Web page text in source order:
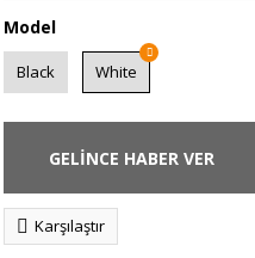
Model
Black White
GELİNCE HABER VER
Karşılaştır